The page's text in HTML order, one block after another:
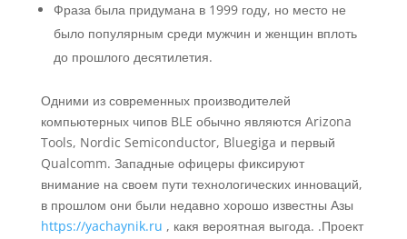
Фраза была придумана в 1999 году, но место не
было популярным среди мужчин и женщин вплоть
до прошлого десятилетия.
Одними из современных производителей
компьютерных чипов BLE обычно являются Arizona
Tools, Nordic Semiconductor, Bluegiga и первый
Qualcomm. Западные офицеры фиксируют
внимание на своем пути технологических инноваций,
в прошлом они были недавно хорошо известны Азы
https://yachaynik.ru , какя вероятная выгода. .Проект